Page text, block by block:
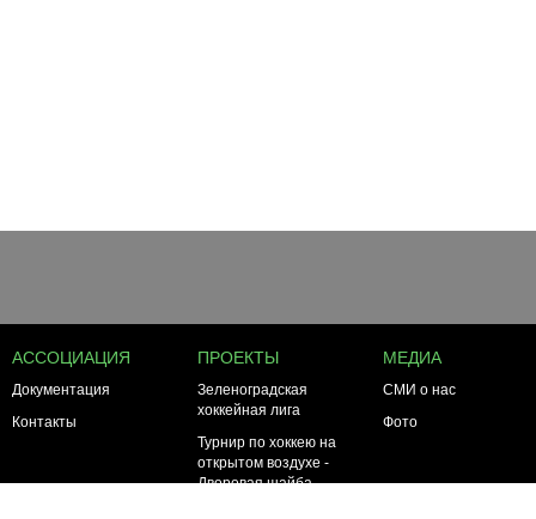
АССОЦИАЦИЯ
Документация
Контакты
ПРОЕКТЫ
Зеленоградская
хоккейная лига
Турнир по хоккею на
открытом воздухе -
Дворовая шайба
МЕДИА
СМИ о нас
Фото